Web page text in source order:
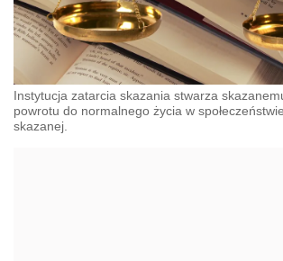
Instytucja zatarcia skazania stwarza
powrotu do normalnego życia w
skazanej.